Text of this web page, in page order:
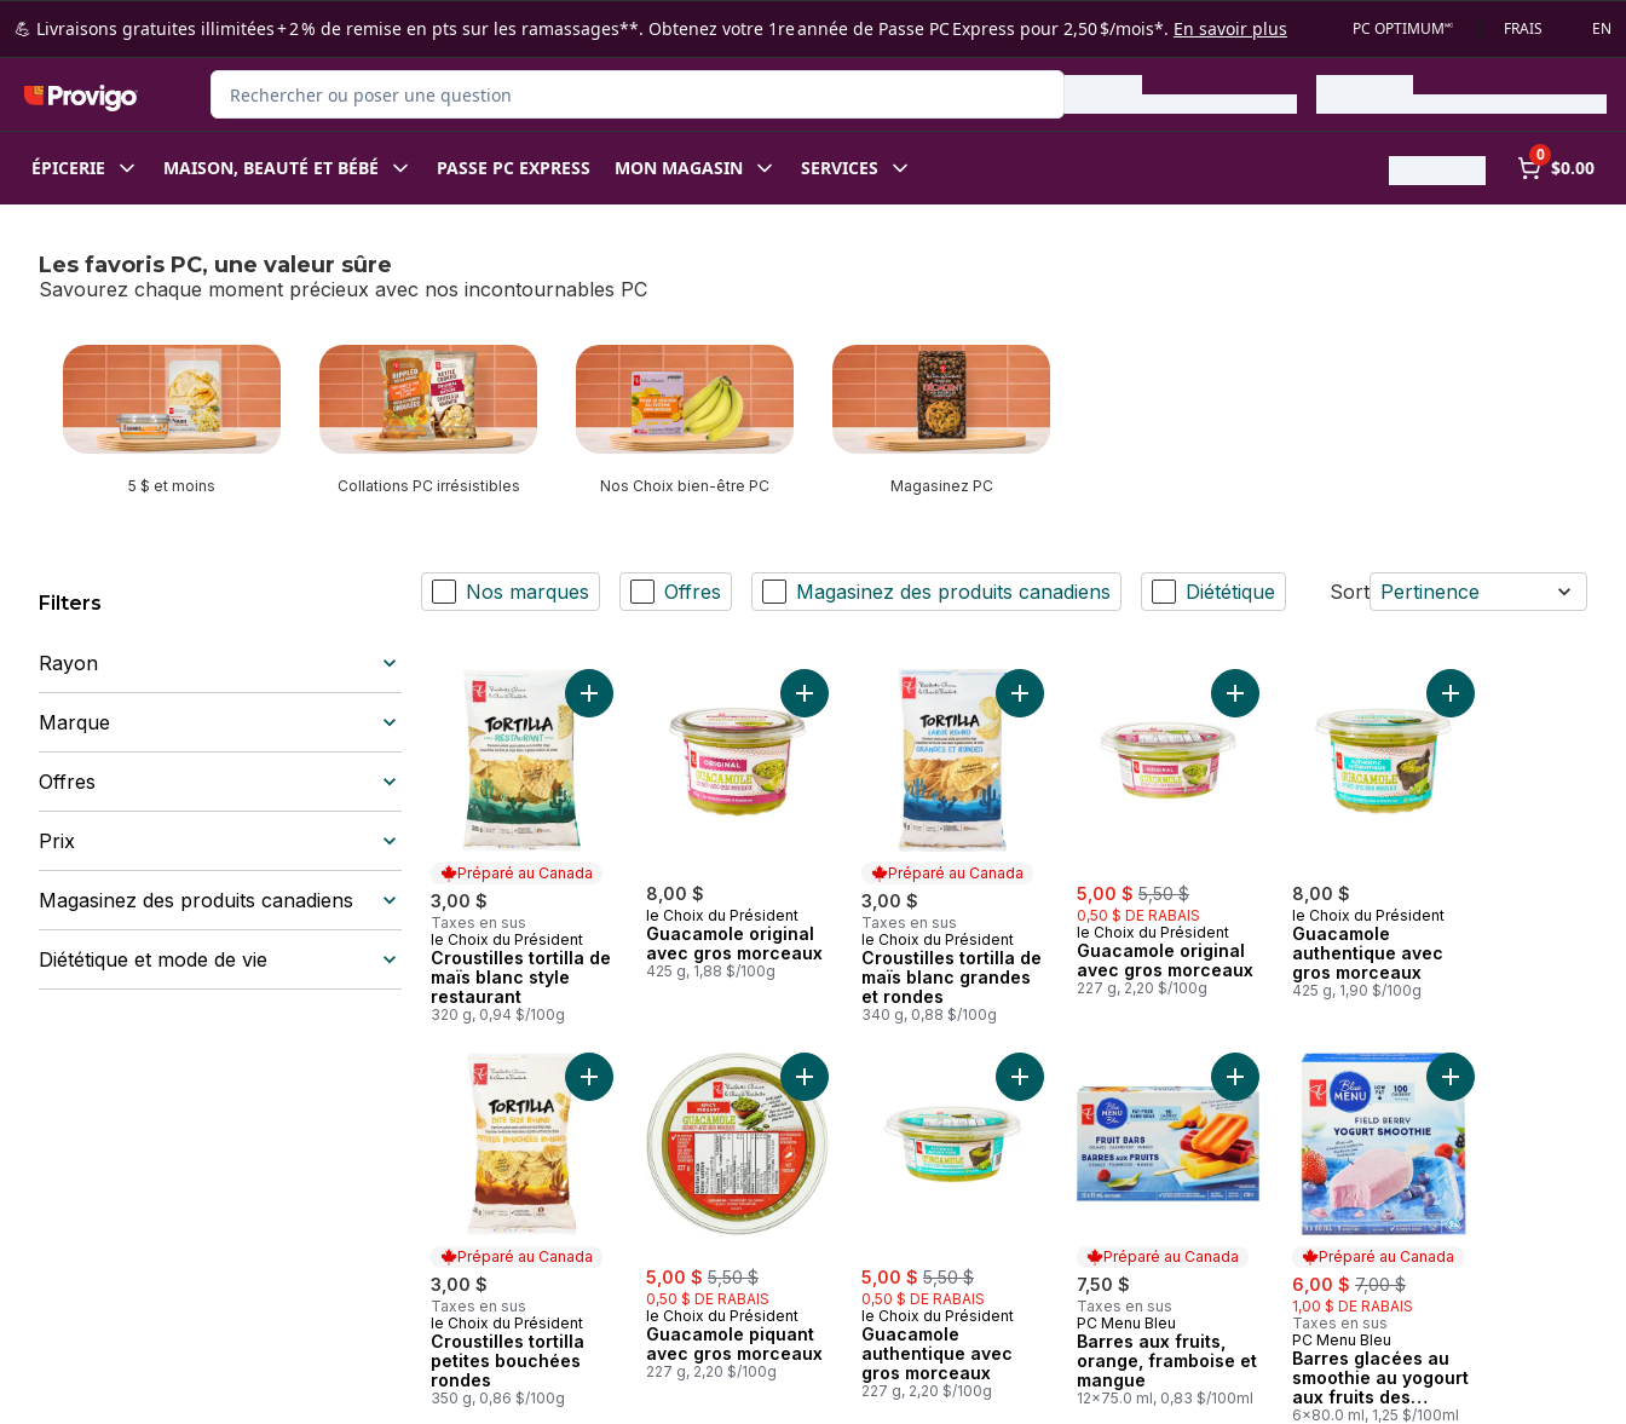
Passer au contenu principal
Passer au pied de page
💪 Livraisons gratuites illimitées + 2 % de remise en pts sur les ramassages**. Obtenez votre 1re année de Passe PC Express pour 2,50 $/mois*. En savoir plus PC OPTIMUM🅪 FRAIS EN
Rechercher des produits
ÉPICERIE MAISON, BEAUTÉ ET BÉBÉ PASSE PC EXPRESS MON MAGASIN SERVICES
0
$0.00
Les favoris PC, une valeur sûre
Savourez chaque moment précieux avec nos incontournables PC
sauter Les favoris PC, une valeur sûre
5 $ et moins Collations PC irrésistibles Nos Choix bien-être PC Magasinez PC
Filters
Rayon
Marque
Offres
Prix
Magasinez des produits canadiens
Diététique et mode de vie
Nos marques Offres Magasinez des produits canadiens Diététique Sort Pertinence
Préparé au Canada
3,00 $
Taxes en sus
Préparé au Canada
le Choix du Président
Croustilles tortilla de
maïs blanc style
restaurant
320 g, 0,94 $/100g
Ajouter Croustilles tortilla de maïs blanc style restaurant au panier
8,00 $
le Choix du Président
Guacamole original
avec gros morceaux
425 g, 1,88 $/100g
Ajouter Guacamole original avec gros morceaux au panier
Préparé au Canada
3,00 $
Taxes en sus
Préparé au Canada
le Choix du Président
Croustilles tortilla de
maïs blanc grandes
et rondes
340 g, 0,88 $/100g
sale:
5,00 $ , formerly:
5,50 $
0,50 $ DE RABAIS
le Choix du Président
Guacamole original
avec gros morceaux
227 g, 2,20 $/100g
Ajouter Guacamole original avec gros morceaux
8,00 $
le Choix du Président
Guacamole
authentique avec
gros morceaux
425 g, 1,90 $/100g
Ajouter Guacamole
Préparé au Canada
3,00 $
Taxes en sus
Préparé au Canada
le Choix du Président
Croustilles tortilla
petites bouchées
rondes
350 g, 0,86 $/100g
Ajouter Croustilles tortilla petites bouchées rondes au panier
sale:
5,00 $ , formerly:
5,50 $
0,50 $ DE RABAIS
le Choix du Président
Guacamole piquant
avec gros morceaux
227 g, 2,20 $/100g
Ajouter Guacamole piquant avec gros morceaux au panier
sale:
5,00 $ , formerly:
5,50 $
0,50 $ DE RABAIS
le Choix du Président
Guacamole
authentique avec
gros morceaux
227 g, 2,20 $/100g
Ajouter Guacamole authentique avec gros morceaux au panier
Préparé au Canada
7,50 $
Taxes en sus
Préparé au Canada
PC Menu Bleu
Barres aux fruits,
orange, framboise et
mangue
12x75.0 ml, 0,83 $/100ml
Ajouter Barres aux fruits, orange, framboise et
Préparé au Canada
sale:
6,00 $ , formerly:
7,00 $
1,00 $ DE RABAIS
Taxes en sus
Préparé au Canada
PC Menu Bleu
Barres glacées au
smoothie au yogourt
aux fruits des
champs
6x80.0 ml, 1,25 $/100ml
Ajouter Barres